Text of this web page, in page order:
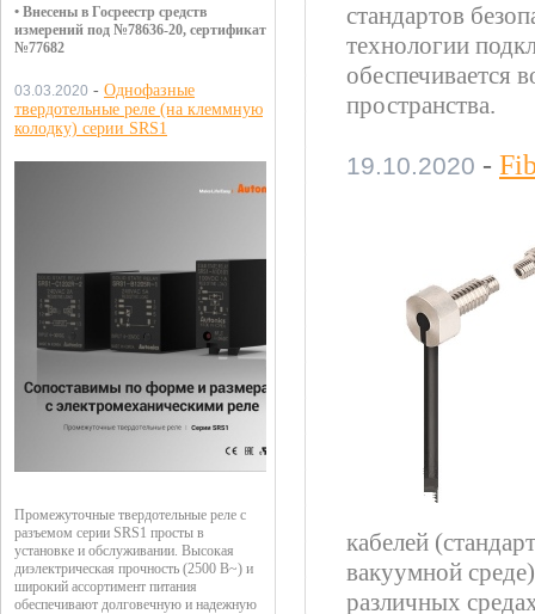
• Внесены в Госреестр средств
измерений под №78636-20, сертификат
№77682
03.03.2020 - Однофазные
твердотельные реле (на клеммную
колодку) серии SRS1
Промежуточные твердотельные реле с
разъемом серии SRS1 просты в
установке и обслуживании. Высокая
диэлектрическая прочность (2500 В~) и
широкий ассортимент питания
обеспечивают долговечную и надежную
стандартов
технологии
обеспечивается
пространства.
19.10.2020 -
кабелей
вакуумной
различных